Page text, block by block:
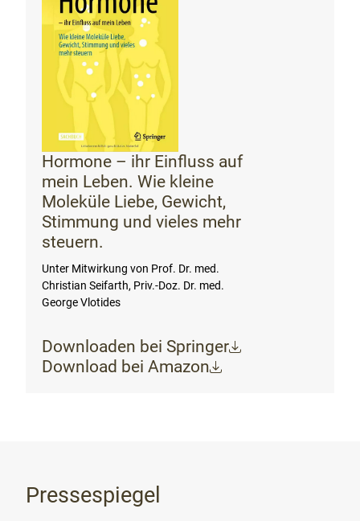
Hormone – ihr Einfluss auf
mein Leben. Wie kleine
Moleküle Liebe, Gewicht,
Stimmung und vieles mehr
steuern.
Unter Mitwirkung von Prof. Dr. med.
Christian Seifarth, Priv.-Doz. Dr. med.
George Vlotides
Downloaden bei Springer
Download bei Amazon
Pressespiegel